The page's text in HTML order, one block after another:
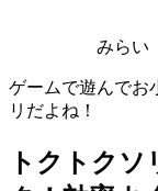
みらい
ゲームで遊んでお
リだよね！
トクトク